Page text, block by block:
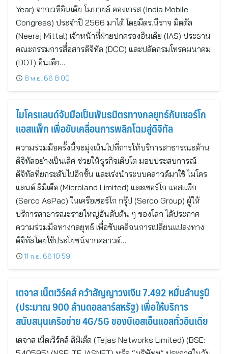
Year) จากเวทีอินเดีย โมบายล์ คองเกรส (India Mobile
Congress) ประจำปี 2566 มาได้ โดยมีดร.นีราจ มิตตัล
(Neeraj Mittal) เจ้าหน้าที่ฝ่ายปกครองอินเดีย (IAS) ประธาน
คณะกรรมการสื่อสารดิจิทัล (DCC) และปลัดกรมโทรคมนาคม
(DOT) อินเดีย…
8 พ.ย. 66 8:00
ไมโครแลนด์จับมือเป็นพันธมิตรทางกลยุทธ์กับเซอร์โก
แอสแพ็ก เพื่อขับเคลื่อนการพลิกโฉมสู่ดิจิทัล
ความร่วมมือครั้งนี้จะมุ่งเน้นไปที่การให้บริการสาธารณะด้าน
ดิจิทัลอย่างเป็นเลิศ ช่วยให้ธุรกิจเติบโต มอบประสบการณ์
ดิจิทัลที่ยกระดับไปอีกขั้น และเร่งนำระบบคลาวด์มาใช้ ไมโคร
แลนด์ ลิมิเต็ด (Microland Limited) และเซอร์โก แอสแพ็ก
(Serco AsPac) ในเครือเซอร์โก กรุ๊ป (Serco Group) ผู้ให้
บริการสาธารณะรายใหญ่อันดับต้น ๆ ของโลก ได้ประกาศ
ความร่วมมือทางกลยุทธ์ เพื่อขับเคลื่อนการเปลี่ยนแปลงทาง
ดิจิทัลโดยใช้ประโยชน์จากคลาวด์…
11 ก.ย. 66 10:59
เตจาส เน็ตเวิร์คส์ คว้าสัญญาวงเงิน 7.492 หมื่นล้านรูปี
(ประมาณ 900 ล้านดอลลาร์สหรัฐ) เพื่อให้บริการ
สนับสนุนเครือข่าย 4G/5G ของบีเอสเอ็นแอลทั่วอินเดีย
เตจาส เน็ตเวิร์คส์ ลิมิเต็ด (Tejas Networks Limited) (BSE: